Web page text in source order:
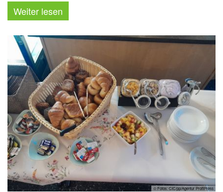
Weiter lesen
© Fotos: CIC/pp/Agentur ProfiPress